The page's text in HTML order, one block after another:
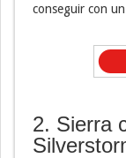
conseguir con un
2. Sierra